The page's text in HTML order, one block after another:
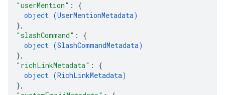
"userMention" : {
object (UserMentionMetadata)
},
"slashCommand" : {
object (SlashCommandMetadata)
},
"richLinkMetadata" : {
object (RichLinkMetadata)
},